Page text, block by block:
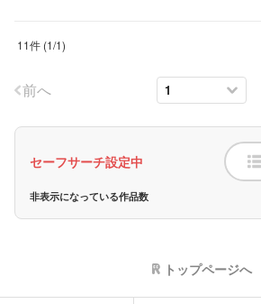
11件 (1/1)
前へ
セーフサーチ設定中
非表示になっている作品数
トップページへ